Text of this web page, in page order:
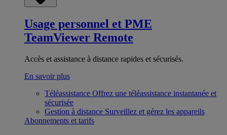
Usage personnel et PME
TeamViewer Remote
Accès et assistance à distance rapides et sécurisés.
En savoir plus
Téléassistance Offrez une téléassistance instantanée et
sécurisée
Gestion à distance Surveillez et gérez les appareils
Abonnements et tarifs